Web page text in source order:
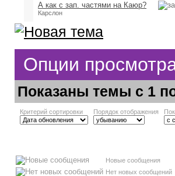
А как с зап. частями на Каюр?
Карслон
Опции
Показаны темы с 1
Критерий сортировки Порядок отображения
Новые сообщения
Нет новых сообщений